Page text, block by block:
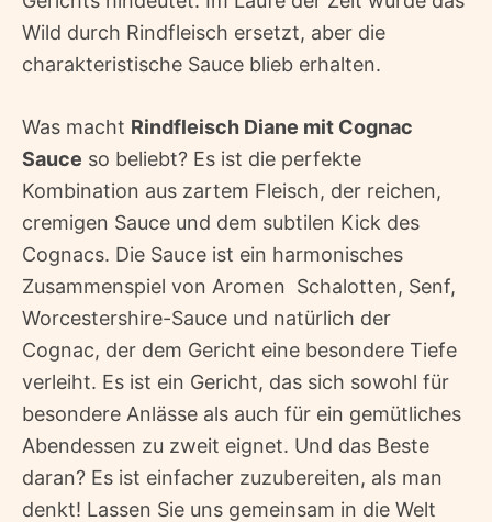
Wild durch Rindfleisch ersetzt, aber die
charakteristische Sauce blieb erhalten.
Was macht Rindfleisch Diane mit Cognac
Sauce so beliebt? Es ist die perfekte
Kombination aus zartem Fleisch, der reichen,
cremigen Sauce und dem subtilen Kick des
Cognacs. Die Sauce ist ein harmonisches
Zusammenspiel von Aromen  Schalotten, Senf,
Worcestershire-Sauce und natürlich der
Cognac, der dem Gericht eine besondere Tiefe
verleiht. Es ist ein Gericht, das sich sowohl für
besondere Anlässe als auch für ein gemütliches
Abendessen zu zweit eignet. Und das Beste
daran? Es ist einfacher zuzubereiten, als man
denkt! Lassen Sie uns gemeinsam in die Welt